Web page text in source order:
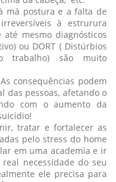
má postura e a falta de
à estrurura
mesmo diagnósticos
ou DORT ( Distúrbios
trabalho) são muito
consequências podem
das pessoas, afetando o
com o aumento da
tratar e fortalecer as
pelo stress do home
em uma academia e ir
necessidade do seu
ele precisa para